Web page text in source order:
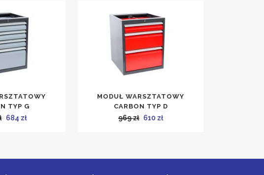
TYP G
Pierwotna
684 złAktualna
MODUŁ WARSZTATOWY
CARBON TYP D
969zł Pierwotna
610 złAktualna